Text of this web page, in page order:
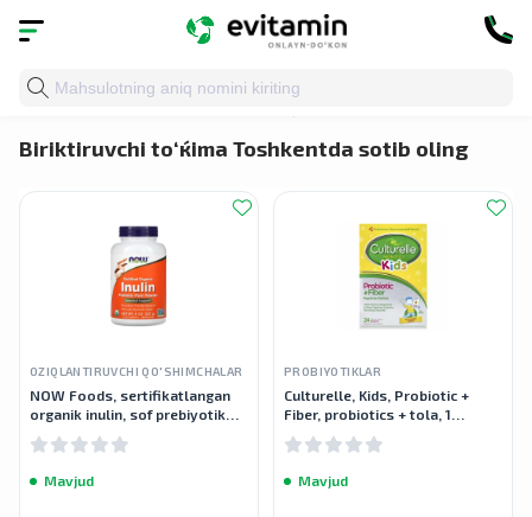
Bosh sahifa Katalog Probiyotiklar va fermentlar
Biriktiruvchi to‘ќima Toshkentda sotib oling
OZIQLANTIRUVCHI QO'SHIMCHALAR
NOW Foods, sertifikatlangan
organik inulin, sof prebiyotik
kukun, 8 oz (227 g)
Mavjud
PROBIYOTIKLAR
Culturelle, Kids, Probiotic +
Fiber, probiotics + tola, 1
yoshdan oshgan bolalarda
ichakning muntazam ishlashi
Mavjud